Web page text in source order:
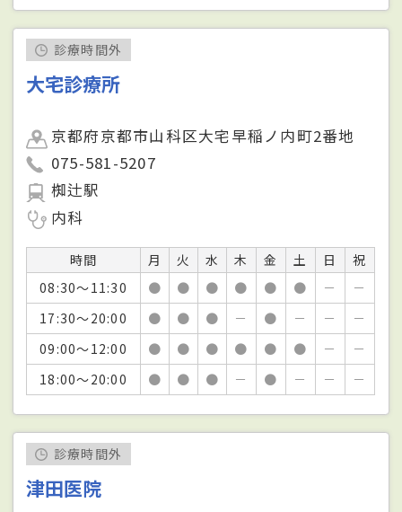
診療時間外
大宅診療所
京都府京都市山科区大宅早稲ノ内町2番地
075-581-5207
椥辻駅
内科
時間 月 火 水 木 金 土 日
祝
08:30～11:30
● ● ● ● ● ● －
－
17:30～20:00
● ● ● － ● － －
－
09:00～12:00
● ● ● ● ● ● －
－
18:00～20:00
● ● ● － ● － － －
診療時間外
津田医院